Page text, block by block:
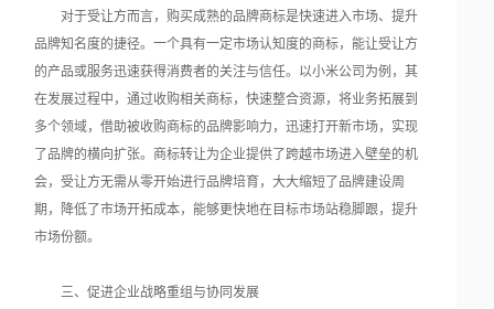
对于受让方而言，购买成熟的品牌商标是快速进入市场、提升
品牌知名度的捷径。一个具有一定市场认知度的商标，能让受让方
的产品或服务迅速获得消费者的关注与信任。以小米公司为例，其
在发展过程中，通过收购相关商标，快速整合资源，将业务拓展到
多个领域，借助被收购商标的品牌影响力，迅速打开新市场，实现
了品牌的横向扩张。商标转让为企业提供了跨越市场进入壁垒的机
会，受让方无需从零开始进行品牌培育，大大缩短了品牌建设周
期，降低了市场开拓成本，能够更快地在目标市场站稳脚跟，提升
市场份额。
三、促进企业战略重组与协同发展